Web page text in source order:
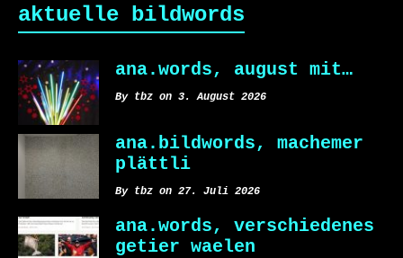
aktuelle bildwords
ana.words, august mit…
By tbz on 3. August 2026
ana.bildwords, machemer
plättli
By tbz on 27. Juli 2026
ana.words, verschiedenes
getier waelen